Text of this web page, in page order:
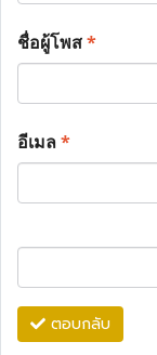
ชื่อผู้โพส*
อีเมล*
ตอบกลับ